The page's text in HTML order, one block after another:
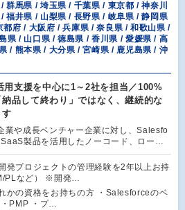
群馬県 / 埼玉県 / 千葉県 / 東京都 / 神奈川
福井県 / 山梨県 / 長野県 / 岐阜県 / 静岡県
府 / 大阪府 / 兵庫県 / 奈良県 / 和歌山県 /
県 / 山口県 / 徳島県 / 香川県 / 愛媛県 / 高
/ 熊本県 / 大分県 / 宮崎県 / 鹿児島県 / 沖
支援を中心に1～2社を担当／100%
品して終わり」ではなく、継続的な
す
業や成長ベンチャー企業に対し、Salesfo
製品を活用したノーコード、ロー…
発プロジェクトの管理経験を2年以上お持
PLなど） ※開発…
かの資格をお持ちの方 ・Salesforceのベ
PMP ・プ…